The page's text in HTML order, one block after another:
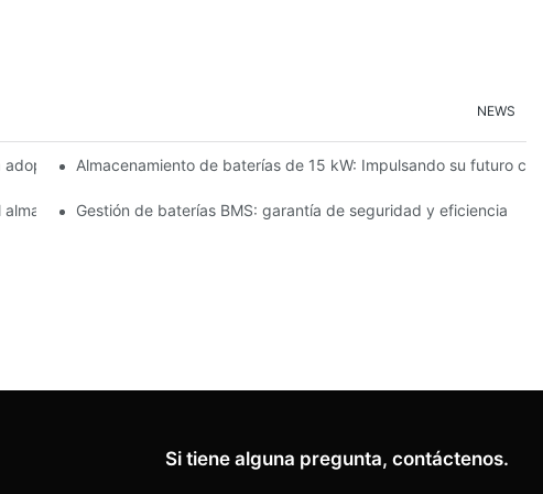
NEWS
de energías renovables
Almacenamiento de baterías de 15 kW: Impulsando su futuro
de energía
Gestión de baterías BMS: garantía de seguridad y eficiencia
Si tiene alguna pregunta, contáctenos.